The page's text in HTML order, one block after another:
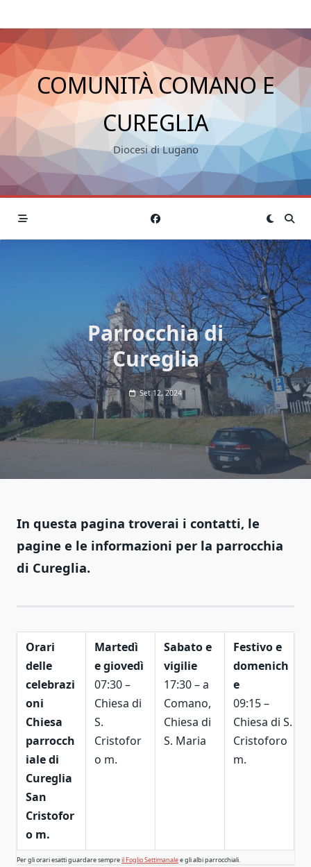
COMUNITÀ COMANO E
CUREGLIA
Diocesi di Lugano
Parrocchia di
Cureglia
Set 12, 2024
In questa pagina troverai i contatti, le
pagine e le informazioni per la parrocchia
di Cureglia.
Orari
delle
celebrazi
oni
Chiesa
parrocch
iale di
Cureglia
San
Cristofor
o m.
Martedì
e giovedì
07:30 –
Chiesa di
S.
Cristofor
o m.
Sabato e
vigilie
17:30 – a
Comano,
Chiesa di
S. Maria
Festivo e
domenich
e
09:15 –
Chiesa di S.
Cristoforo
m.
Per gli orari esatti guardare sempreil Foglio Settimanalee gli albi parrocchiali.